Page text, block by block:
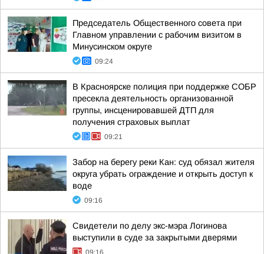
Председатель Общественного совета при
Главном управлении с рабочим визитом в
Минусинском округе
09:24
В Красноярске полиция при поддержке СОБР
пресекла деятельность организованной
группы, инсценировавшей ДТП для
получения страховых выплат
09:21
Забор на берегу реки Кан: суд обязал жителя
округа убрать ограждение и открыть доступ к
воде
09:16
Свидетели по делу экс-мэра Логинова
выступили в суде за закрытыми дверями
09:16